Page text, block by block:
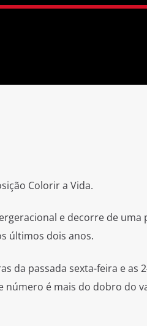
Colorir a Vida.
e decorre de uma
últimos dois anos.
da passada sexta-feira e as
número é mais do dobro do